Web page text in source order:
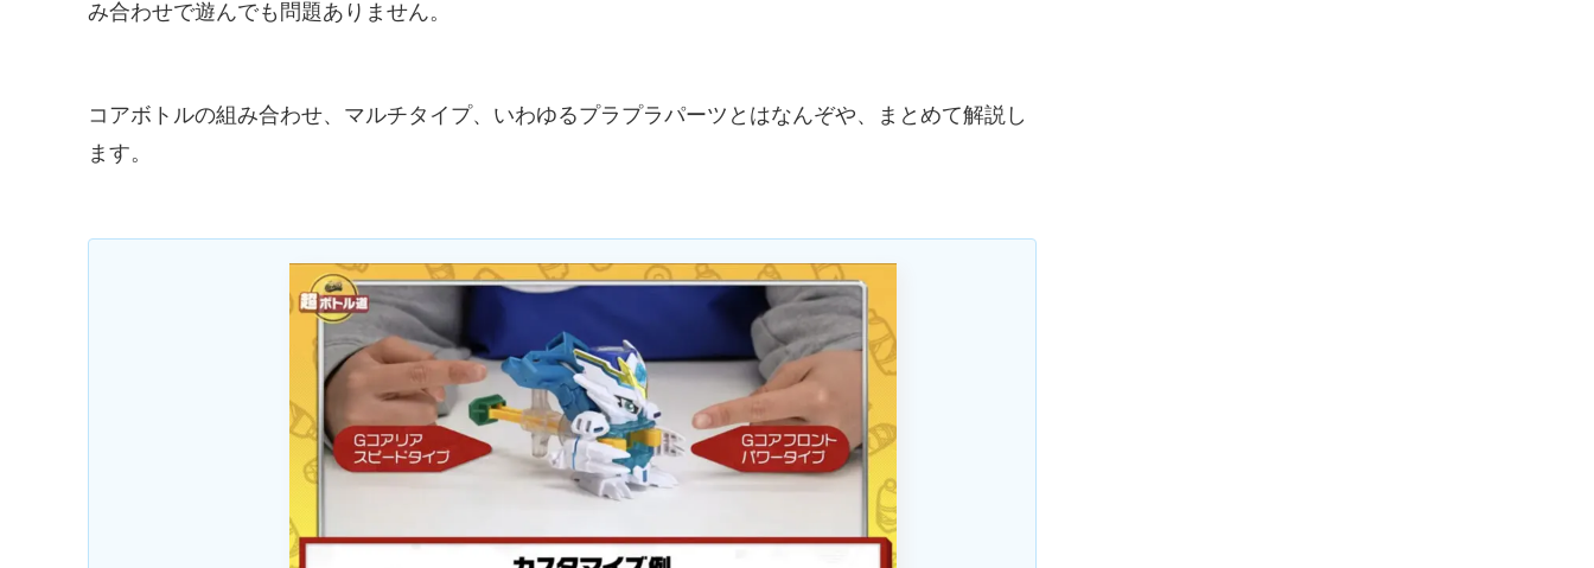
み合わせで遊んでも問題ありません。
コアボトルの組み合わせ、マルチタイプ、いわゆるプラプラパーツとはなんぞや、まとめて解説し
ます。